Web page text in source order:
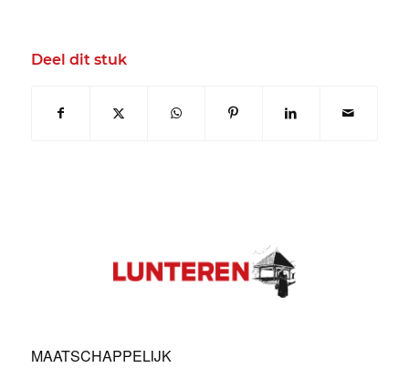
Deel dit stuk
MAATSCHAPPELIJK